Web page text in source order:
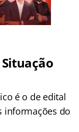
é o de edital
informações do